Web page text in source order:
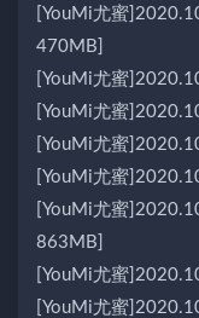
[YouMi尤蜜
470MB]
[YouMi尤蜜
[YouMi尤蜜
[YouMi尤蜜
[YouMi尤蜜
[YouMi尤蜜
863MB]
[YouMi尤蜜
[YouMi尤蜜